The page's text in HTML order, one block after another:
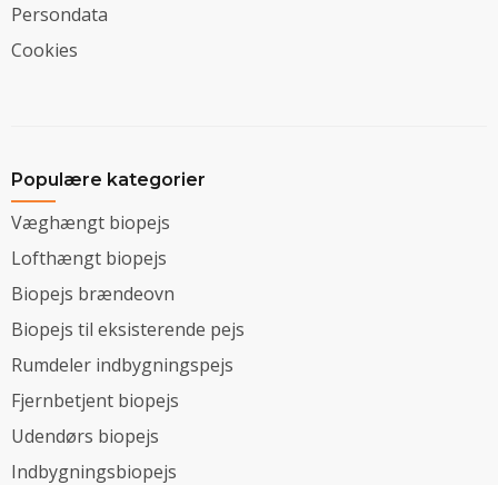
Persondata
Cookies
Populære kategorier
Væghængt biopejs
Lofthængt biopejs
Biopejs brændeovn
Biopejs til eksisterende pejs
Rumdeler indbygningspejs
Fjernbetjent biopejs
Udendørs biopejs
Indbygningsbiopejs